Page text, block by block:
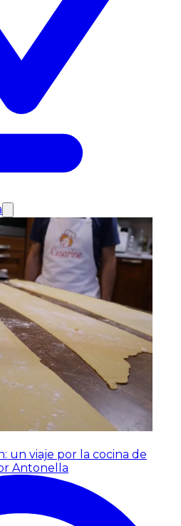
un viaje por la cocina de
Antonella